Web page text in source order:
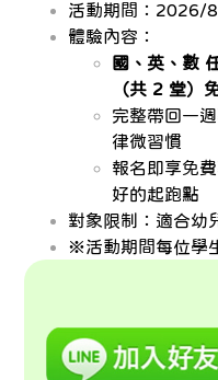
活動期間：
體驗內容：
國、英、數
（共 2 堂）
完整帶回一
律微習慣
報名即享免
好的起跑點
對象限制：適合幼
※活動期間每位學